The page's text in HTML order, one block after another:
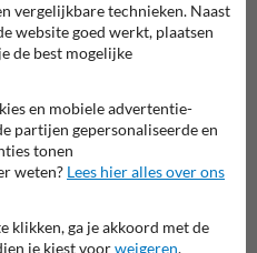
✔ aanbieding
vergelijkbare technieken. Naast
website goed werkt, plaatsen
de best mogelijke
en mobiele advertentie-
partijen gepersonaliseerde en
tonen
weten? Lees hier alles over ons
klikken, ga je akkoord met de
je kiest voorweigeren,